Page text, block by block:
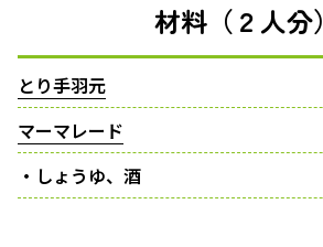
材料（２人分）
とり手羽元
マーマレード
・しょうゆ、酒